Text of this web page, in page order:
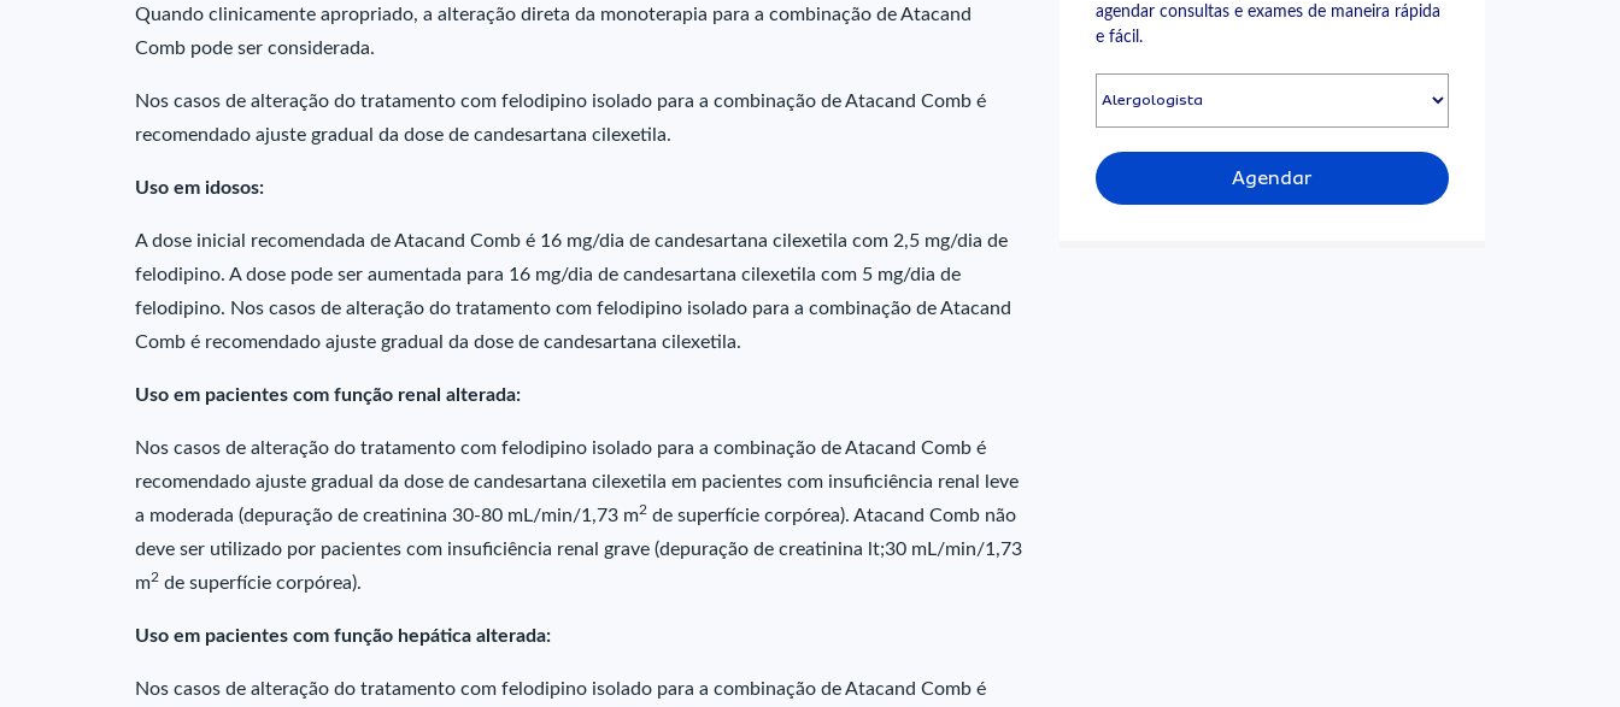
Quando clinicamente apropriado, a alteração direta da monoterapia para a combinação de Atacand
Comb pode ser considerada.
Nos casos de alteração do tratamento com felodipino isolado para a combinação de Atacand Comb é
recomendado ajuste gradual da dose de candesartana cilexetila.
Uso em idosos:
A dose inicial recomendada de Atacand Comb é 16 mg/dia de candesartana cilexetila com 2,5 mg/dia de
felodipino. A dose pode ser aumentada para 16 mg/dia de candesartana cilexetila com 5 mg/dia de
felodipino. Nos casos de alteração do tratamento com felodipino isolado para a combinação de Atacand
Comb é recomendado ajuste gradual da dose de candesartana cilexetila.
Uso em pacientes com função renal alterada:
Nos casos de alteração do tratamento com felodipino isolado para a combinação de Atacand Comb é
recomendado ajuste gradual da dose de candesartana cilexetila em pacientes com insuficiência renal leve
a moderada (depuração de creatinina 30-80 mL/min/1,73 m2 de superfície corpórea). Atacand Comb não
deve ser utilizado por pacientes com insuficiência renal grave (depuração de creatinina lt;30 mL/min/1,73
m2 de superfície corpórea).
Uso em pacientes com função hepática alterada:
Nos casos de alteração do tratamento com felodipino isolado para a combinação de Atacand Comb é
agendar consultas e exames de maneira rápida
e fácil.
Agendar